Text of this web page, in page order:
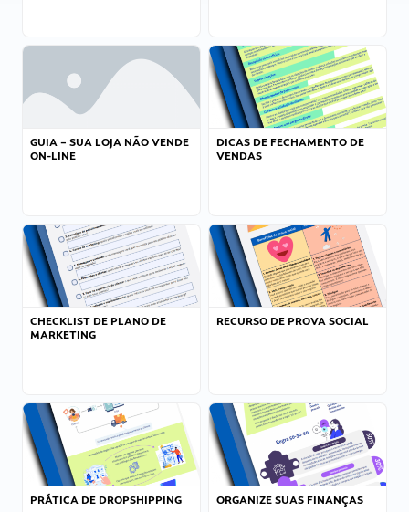
GUIA – SUA LOJA NÃO VENDE
ON-LINE
DICAS DE FECHAMENTO DE
VENDAS
CHECKLIST DE PLANO DE
MARKETING
RECURSO DE PROVA SOCIAL
PRÁTICA DE DROPSHIPPING ORGANIZE SUAS FINANÇAS